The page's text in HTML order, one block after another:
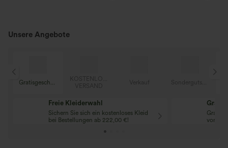
Unsere Angebote
Gratisgeschenke
Freie Kleiderwahl
Sichern Sie sich ein kostenloses Kleid
bei Bestellungen ab 222,00 €!
Gratis-
von